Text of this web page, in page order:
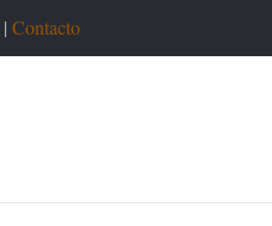
| Contacto